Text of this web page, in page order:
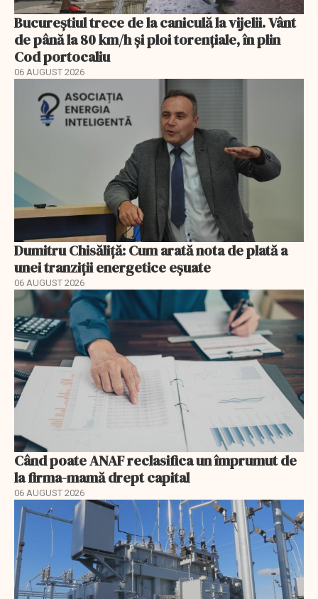
Bucureștiul trece de la caniculă la vijelii. Vânt
de până la 80 km/h și ploi torențiale, în plin
Cod portocaliu
06 AUGUST 2026
Dumitru Chisăliță: Cum arată nota de plată a
unei tranziții energetice eșuate
06 AUGUST 2026
Când poate ANAF reclasifica un împrumut de
la firma-mamă drept capital
06 AUGUST 2026